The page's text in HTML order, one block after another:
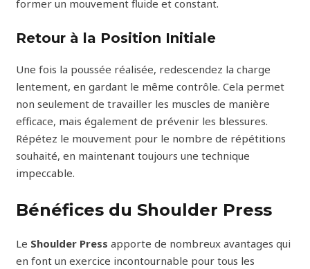
former un mouvement fluide et constant.
Retour à la Position Initiale
Une fois la poussée réalisée, redescendez la charge
lentement, en gardant le même contrôle. Cela permet
non seulement de travailler les muscles de manière
efficace, mais également de prévenir les blessures.
Répétez le mouvement pour le nombre de répétitions
souhaité, en maintenant toujours une technique
impeccable.
Bénéfices du Shoulder Press
Le Shoulder Press apporte de nombreux avantages qui
en font un exercice incontournable pour tous les